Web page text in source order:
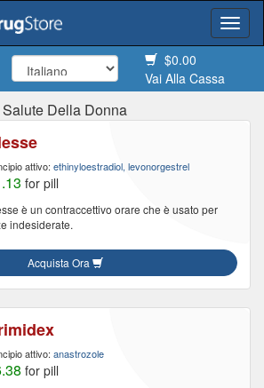
$0.00
Vai Alla Cassa
Salute Della Donna
attivo: ethinyloestradiol, levonorgestrel
for pill
è un contraccettivo orare che è usato per
indesiderate.
Acquista Ora
attivo: anastrozole
for pill